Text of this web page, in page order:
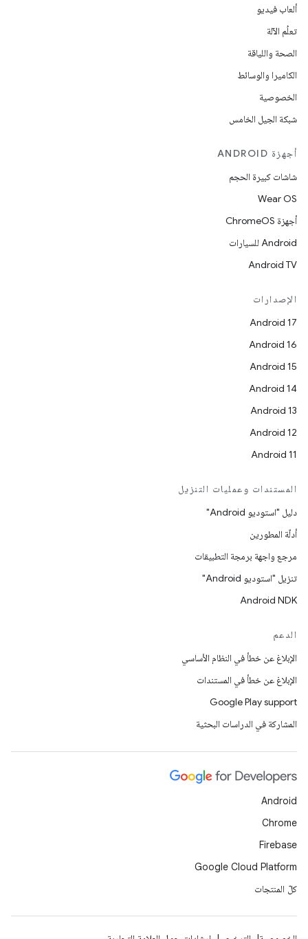
ألعاب فيديو
تعلُم الآلة
الصحة واللياقة
الكاميرا والوسائط
الخصوصية
شبكة الجيل الخامس
أجهزة ANDROID
شاشات كبيرة الحجم
Wear OS
أجهزة ChromeOS
Android للسيارات
Android TV
الإصدارات
Android 17
Android 16
Android 15
Android 14
Android 13
Android 12
Android 11
المستندات وعمليات التنزيل
دليل "استوديو Android"
أدلّة المطورين
مرجع واجهة برمجة التطبيقات
تنزيل "استوديو Android"
Android NDK
الدعم
الإبلاغ عن خطأ في النظام الأساسي
الإبلاغ عن خطأ في المستندات
Google Play support
المشاركة في الدراسات البحثية
Android
Chrome
Firebase
Google Cloud Platform
كلّ المنتجات